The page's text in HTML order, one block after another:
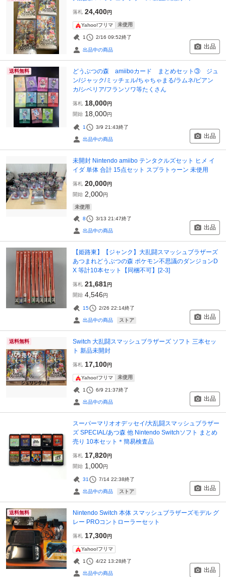
落札 24,400円
Yahoo!フリマ 未使用
1 2/16 09:52終了
出品中の商品 出品
送料無料
どうぶつの森 amiiboカード まとめセット③ ジュ
ン/ジャック/ミッチェル/ちゃちゃまる/ラムネ/ビアン
カ/シベリア/フランソワ等たくさん
落札 18,000円
開始 18,000円
1 3/9 21:43終了
出品中の商品 出品
未開封 Nintendo amiibo テンタクルズセット ヒメ イ
イダ 単体 合計 15点セット スプラトゥーン 未使用
落札 20,000円
開始 2,000円
未使用
8 3/13 21:47終了
出品中の商品 出品
【姫路東】【ジャンク】大乱闘スマッシュブラザーズ
あつまれどうぶつの森 ポケモン不思議のダンジョンD
X 等計10本セット【同梱不可】[2-3]
落札 21,681円
開始 4,546円
15 2/26 22:14終了
出品中の商品 ストア 出品
送料無料
Switch 大乱闘スマッシュブラザーズ ソフト 三本セッ
ト 新品未開封
落札 17,100円
Yahoo!フリマ 未使用
1 6/9 21:37終了
出品中の商品 出品
スーパーマリオオデッセイ/大乱闘スマッシュブラザー
ズ SPECIAL/あつ森 他 Nintendo Switchソフト まとめ
売り 10本セット＊簡易検査品
落札 17,820円
開始 1,000円
31 7/14 22:38終了
出品中の商品 ストア 出品
送料無料
Nintendo Switch 本体 スマッシュブラザーズモデル グ
レー PROコントローラーセット
落札 17,300円
Yahoo!フリマ
1 4/22 13:28終了
出品中の商品 出品